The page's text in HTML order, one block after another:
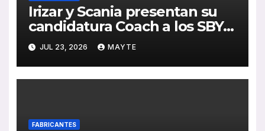
Irizar y Scania presentan su
candidatura Coach a los SBY
2027 con el i6S Efficient sobre
plataforma Super PHEV
JUL 23, 2026 MAYTE
FABRICANTES